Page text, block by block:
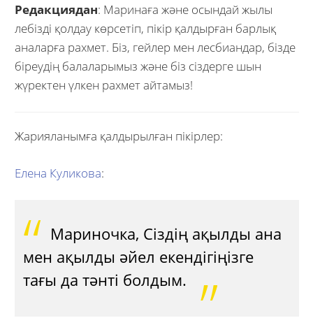
Редакциядан: Маринаға және осындай жылы
лебізді қолдау көрсетіп, пікір қалдырған барлық
аналарға рахмет. Біз, гейлер мен лесбиандар, бізде
біреудің балаларымыз және біз сіздерге шын
жүректен үлкен рахмет айтамыз!
Жарияланымға қалдырылған пікірлер:
Елена Куликова:
Мариночка, Сіздің ақылды ана
мен ақылды әйел екендігіңізге
тағы да тәнті болдым.